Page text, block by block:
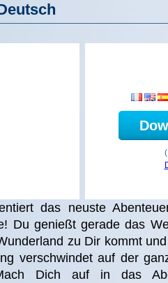
das neuste
Du genießt gerade das
zu Dir kommt
verschwindet auf der
Dich auf in das